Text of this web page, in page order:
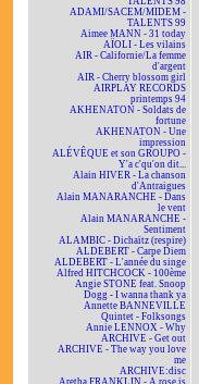
ADAMI/SACEM/MIDEM -
TALENTS 99
Aimee MANN - 31 today
AÏOLI - Les vilains
AIR - Californie/La femme
d'argent
AIR - Cherry blossom girl
AIRPLAY RECORDS
printemps 94
AKHENATON - Soldats de
fortune
AKHENATON - Une
impression
ALÉVÊQUE et son GROUPO -
Y'a c'qu'on dit...
Alain HIVER - La chanson
d'Antraigues
Alain MANARANCHE - Dans
le vent
Alain MANARANCHE -
Sentiment
ALAMBIC - Dichaïtz (respire)
ALDEBERT - Carpe Diem
ALDEBERT - L'année du singe
Alfred HITCHCOCK - 100ème
Angie STONE feat. Snoop
Dogg - I wanna thank ya
Annette BANNEVILLE
Quintet - Folksongs
Annie LENNOX - Why
ARCHIVE - Get out
ARCHIVE - The way you love
me
ARCHIVE:disc
Aretha FRANKLIN - A rose is